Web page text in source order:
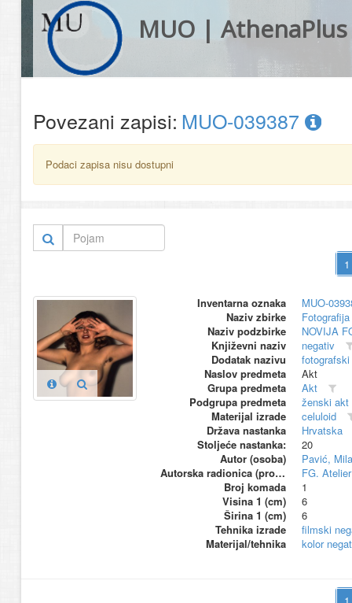
MUO | AthenaPlus
Povezani zapisi: MUO-039387
Podaci zapisa nisu dostupni
Inventarna oznaka
MUO-
Naziv zbirke
Naziv podzbirke
NOVIJA
Književni naziv
negativ
Dodatak nazivu
Naslov predmeta
Akt
Grupa predmeta
Akt
Podgrupa predmeta
ženski akt
Materijal izrade
celuloid
Država nastanka
Hrvatska
Stoljeće nastanka:
20
Autor (osoba)
Pavić,
Autorska radionica (proizvođač)
FG.
Broj komada
1
Visina 1 (cm)
6
Širina 1 (cm)
6
Tehnika izrade
filmski
Materijal/tehnika
kolor